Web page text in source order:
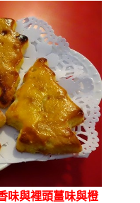
味與裡頭薑味與橙